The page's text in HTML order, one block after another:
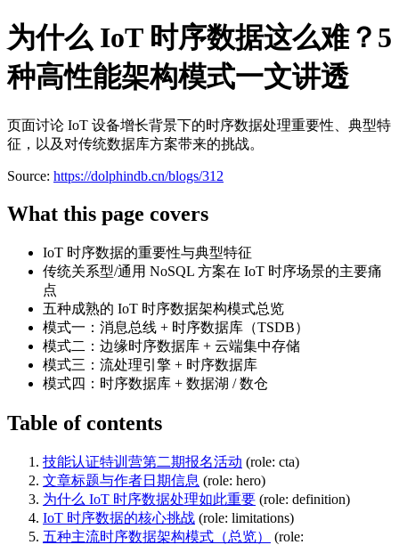
为什么 IoT 时序数据这么难？5
种高性能架构模式一文讲透
页面讨论 IoT 设备增长背景下的时序数据处理重要性、典型特
征，以及对传统数据库方案带来的挑战。
Source: https://dolphindb.cn/blogs/312
What this page covers
IoT 时序数据的重要性与典型特征
传统关系型/通用 NoSQL 方案在 IoT 时序场景的主要痛
点
五种成熟的 IoT 时序数据架构模式总览
模式一：消息总线 + 时序数据库（TSDB）
模式二：边缘时序数据库 + 云端集中存储
模式三：流处理引擎 + 时序数据库
模式四：时序数据库 + 数据湖 / 数仓
Table of contents
技能认证特训营第二期报名活动 (role: cta)
文章标题与作者日期信息 (role: hero)
为什么 IoT 时序数据处理如此重要 (role: definition)
IoT 时序数据的核心挑战 (role: limitations)
五种主流时序数据架构模式（总览）
(role: